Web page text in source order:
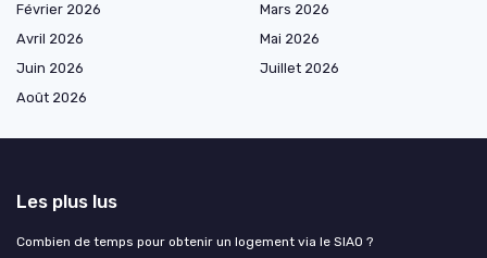
Février 2026
Mars 2026
Avril 2026
Mai 2026
Juin 2026
Juillet 2026
Août 2026
Les plus lus
Combien de temps pour obtenir un logement via le SIAO ?